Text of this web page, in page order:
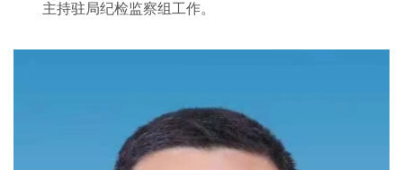
主持驻局纪检监察组工作。